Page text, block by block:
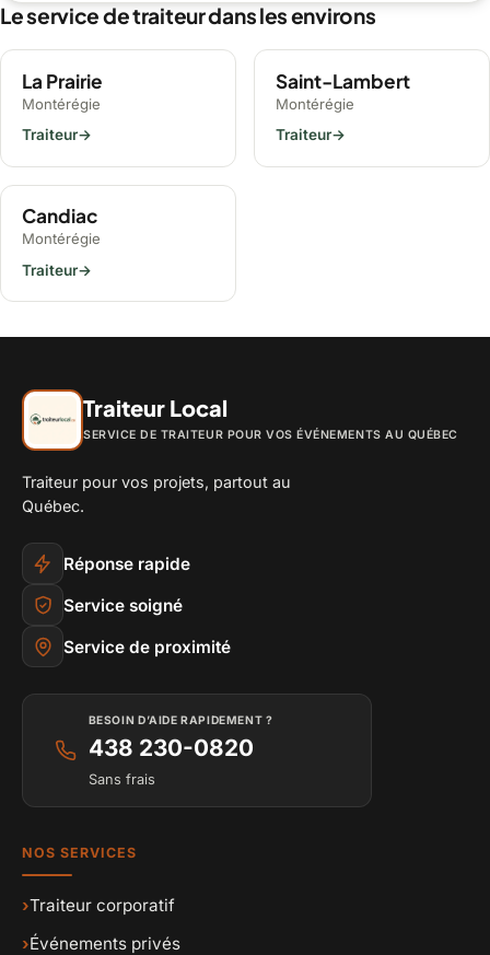
Le service de traiteur dans les environs
La Prairie
Montérégie
Traiteur→
Saint-Lambert
Montérégie
Traiteur→
Candiac
Montérégie
Traiteur→
Traiteur Local
SERVICE DE TRAITEUR POUR VOS ÉVÉNEMENTS AU QUÉBEC
Traiteur pour vos projets, partout au
Québec.
Réponse rapide
Service soigné
Service de proximité
BESOIN D’AIDE RAPIDEMENT ?
438 230-0820
Sans frais
NOS SERVICES
›Traiteur corporatif
›Événements privés